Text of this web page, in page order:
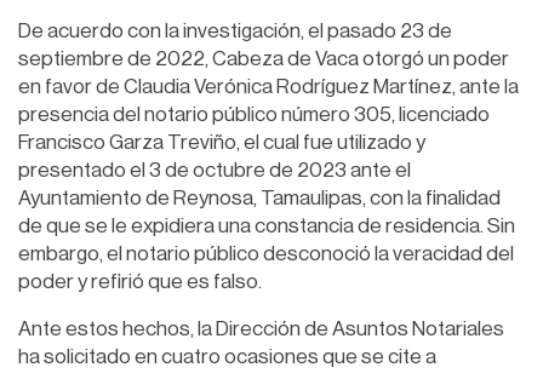
De acuerdo con la investigación, el pasado 23 de
septiembre de 2022, Cabeza de Vaca otorgó un poder
en favor de Claudia Verónica Rodríguez Martínez, ante la
presencia del notario público número 305, licenciado
Francisco Garza Treviño, el cual fue utilizado y
presentado el 3 de octubre de 2023 ante el
Ayuntamiento de Reynosa, Tamaulipas, con la finalidad
de que se le expidiera una constancia de residencia. Sin
embargo, el notario público desconoció la veracidad del
poder y refirió que es falso.
Ante estos hechos, la Dirección de Asuntos Notariales
ha solicitado en cuatro ocasiones que se cite a